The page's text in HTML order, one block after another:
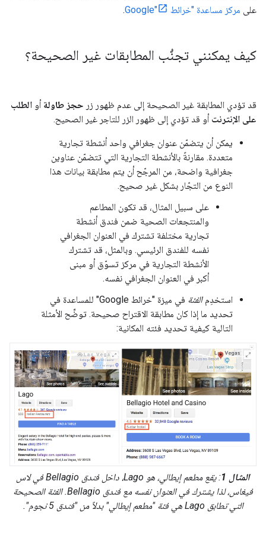
على مركز مساعدة "خرائط Google" .
كيف يمكنني تجنُّب المطابقات غير الصحيحة؟
قد تؤدي المطابقة غير الصحيحة إلى عدم ظهور زر حجز طاولة أو الطلب
على الإنترنت أو قد تؤدي إلى ظهور الزر للتاجر غير الصحيح.
يمكن أن يتضمّن عنوان جغرافي واحد أنشطة تجارية
متعددة. مقارنةً بالأنشطة التجارية التي تتضمّن عناوين
جغرافية واضحة، من المرجّح أن يتم مطابقة بيانات هذا
النوع من التجّار بشكل غير صحيح.
على سبيل المثال، قد تكون المطاعم
والمنتجعات الصحية ضمن فندق أنشطة
تجارية مختلفة تشترك في العنوان الجغرافي
نفسه للفندق الرئيسي. وبالمثل، قد تشترك
الأنشطة التجارية في مركز تسوّق أو مبنى
أكبر في العنوان الجغرافي نفسه.
استخدِمالفئة
في ميزة "خرائط Google" للمساعدة في
تحديد ما إذا كان مطابقة الاقتراح صحيحة. توضِّح الأمثلة
التالية كيفية تحديد فئته المكانية:
المثال 1
: يقع مطعم إيطالي، هو Lago، داخل فندق Bellagio في لاس
فيغاس، لذا يشترك في العنوان نفسه مع فندق Bellagio. الفئة الصحيحة
التي تطابق Lago هي فئة "مطعم إيطالي" بدلاً من "فندق 5 نجوم".